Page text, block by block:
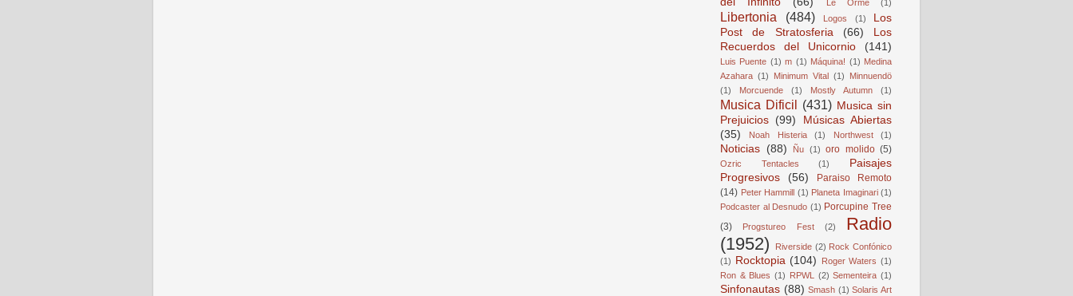
Le Orme (1)
Libertonia (484) Logos (1)
Los
Post de Stratosferia
(66)
Los
Recuerdos del Unicornio
(141)
Luis Puente (1) m (1) Máquina! (1) Medina
Azahara (1) Minimum Vital (1)
Minnuendö
(1)
Morcuende (1) Mostly Autumn (1)
Musica Dificil (431) Musica sin
Prejuicios (99)
Músicas Abiertas
(35)
Noah Histeria (1) Northwest (1)
Noticias (88) Ñu (1) oro molido (5)
Ozric Tentacles (1)
Paisajes
Progresivos
(56)
Paraiso Remoto
(14) Peter Hammill (1) Planeta Imaginari (1)
Podcaster al Desnudo (1) Porcupine Tree
(3)
Progstureo Fest (2)
Radio
(1952)
Riverside (2) Rock Confónico
(1) Rocktopia (104) Roger Waters (1)
Ron & Blues (1) RPWL (2) Sementeira (1)
Sinfonautas (88) Smash (1) Solaris Art